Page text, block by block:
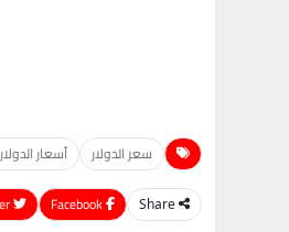
سعر الدولار أسعار
Share